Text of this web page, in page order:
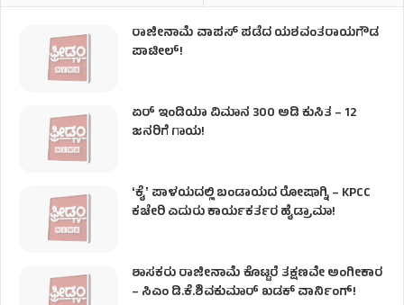
ರಾಜೀನಾಮೆ ವಾಪಸ್ ಪಡೆದ ಯಶವಂತರಾಯಗೌಡ
ಪಾಟೀಲ್‌!
ಏರ್ ಇಂಡಿಯಾ ವಿಮಾನ 300 ಅಡಿ ಕುಸಿತ – 12
ಜನರಿಗೆ ಗಾಯ!
ʻಕೈʼ​ ಪಾಳಯದಲ್ಲಿ ಬಂಡಾಯದ ರೋಷಾಗ್ನಿ – KPCC
ಕಚೇರಿ ಎದುರು ಕಾರ್ಯಕರ್ತರ ಹೈಡ್ರಾಮಾ!
ಶಾಸಕರು ರಾಜೀನಾಮೆ ಕೊಟ್ಟರೆ ತಕ್ಷಣವೇ ಅಂಗೀಕಾರ
– ಸಿಎಂ ಡಿ.ಕೆ.ಶಿವಕುಮಾರ್ ಖಡಕ್ ವಾರ್ನಿಂಗ್!